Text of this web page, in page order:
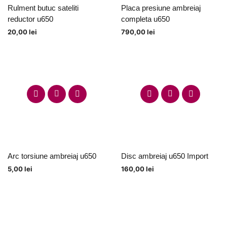
Rulment butuc sateliti
reductor u650
20,00lei
Placa presiune ambreiaj
completa u650
790,00lei
Arc torsiune ambreiaj u650
5,00lei
Disc ambreiaj u650 Import
160,00lei